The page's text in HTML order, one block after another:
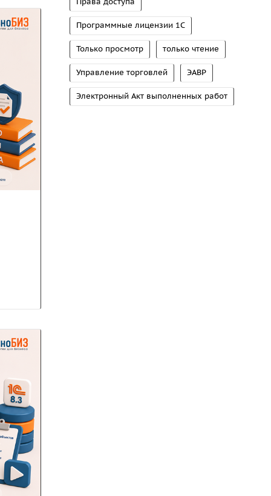
Программные лицензии 1С
Только просмотр только чтение
Управление торговлей ЭАВР
Электронный Акт выполненных работ